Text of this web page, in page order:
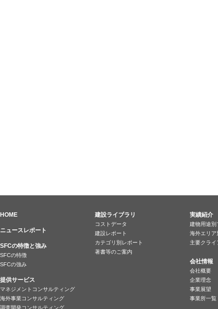
HOME
ニュースレポート
SFCの特徴と強み
SFCの特徴
SFCの強み
提供サービス
マネジメントコンサルティング
海外事業コンサルティング
調査開発コンサルティング
建設ライブラリ
コストデータ
建設レポート
カテゴリ別レポート
著書等のご案内
実績紹介
建物用途別
海外エリア
主要クラ
会社情報
会社概要
企業理念
事業展望
事業所一覧